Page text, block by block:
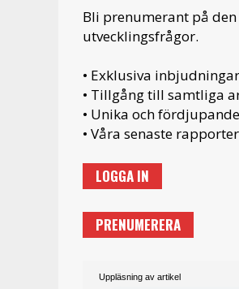
Bli prenumerant på
utvecklingsfrågor.
• Exklusiva
• Tillgång till samtliga
• Unika och
• Våra senaste
LOGGA IN
PRENUMERERA
Uppläsning av artikel